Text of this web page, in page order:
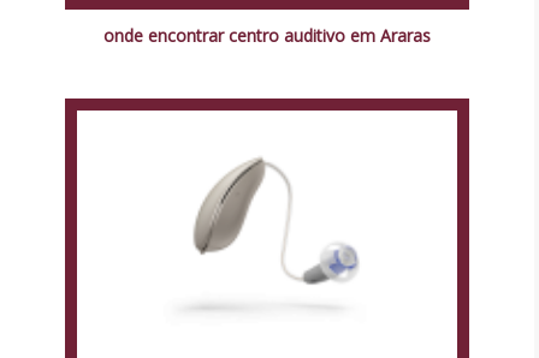
onde encontrar centro auditivo em Araras